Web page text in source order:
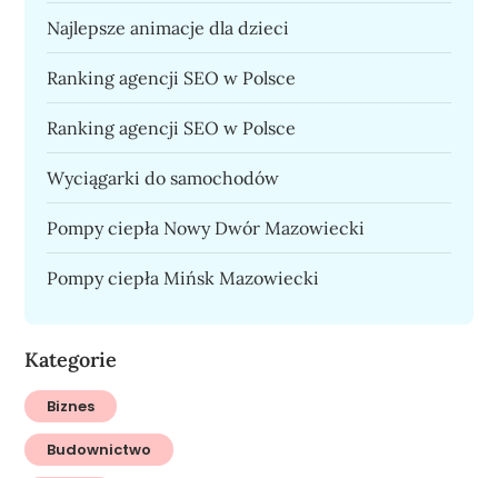
Najlepsze animacje dla dzieci
Ranking agencji SEO w Polsce
Ranking agencji SEO w Polsce
Wyciągarki do samochodów
Pompy ciepła Nowy Dwór Mazowiecki
Pompy ciepła Mińsk Mazowiecki
Kategorie
Biznes
Budownictwo